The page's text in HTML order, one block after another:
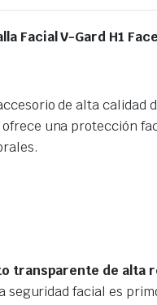
Facial V-Gard H1
de alta calidad
una protección
transparente de alta
seguridad facial es